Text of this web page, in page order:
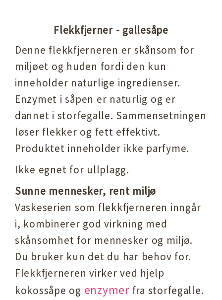
Flekkfjerner - gallesåpe
Denne flekkfjerneren er skånsom for
miljøet og huden fordi den kun
inneholder naturlige ingredienser.
Enzymet i såpen er naturlig og er
dannet i storfegalle. Sammensetningen
løser flekker og fett effektivt.
Produktet inneholder ikke parfyme.
Ikke egnet for ullplagg.
Sunne mennesker, rent miljø
Vaskeserien som flekkfjerneren inngår
i, kombinerer god virkning med
skånsomhet for mennesker og miljø.
Du bruker kun det du har behov for.
Flekkfjerneren virker ved hjelp
kokossåpe og enzymerfra storfegalle.